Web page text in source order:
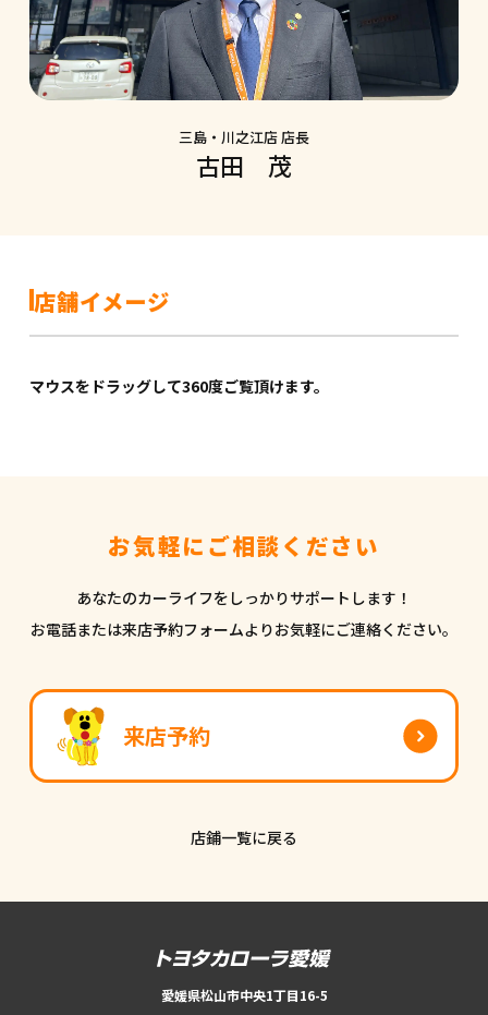
三島・川之江店 店長
古田 茂
店舗イメージ
マウスをドラッグして360度ご覧頂けます。
お気軽にご相談ください
あなたのカーライフをしっかりサポートします！
お電話または来店予約フォームよりお気軽にご連絡ください。
来店予約
店鋪一覧に戻る
愛媛県松山市中央1丁目16-5